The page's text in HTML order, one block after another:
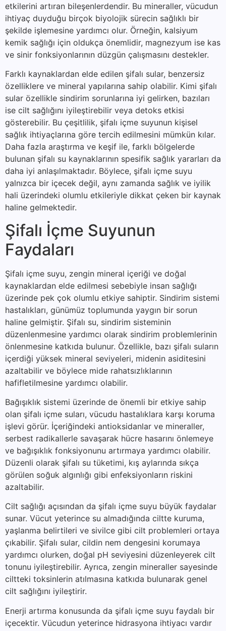
etkilerini artıran bileşenlerdendir. Bu mineraller, vücudun
ihtiyaç duyduğu birçok biyolojik sürecin sağlıklı bir
şekilde işlemesine yardımcı olur. Örneğin, kalsiyum
kemik sağlığı için oldukça önemlidir, magnezyum ise kas
ve sinir fonksiyonlarının düzgün çalışmasını destekler.
Farklı kaynaklardan elde edilen şifalı sular, benzersiz
özelliklere ve mineral yapılarına sahip olabilir. Kimi şifalı
sular özellikle sindirim sorunlarına iyi gelirken, bazıları
ise cilt sağlığını iyileştirebilir veya detoks etkisi
gösterebilir. Bu çeşitlilik, şifalı içme suyunun kişisel
sağlık ihtiyaçlarına göre tercih edilmesini mümkün kılar.
Daha fazla araştırma ve keşif ile, farklı bölgelerde
bulunan şifalı su kaynaklarının spesifik sağlık yararları da
daha iyi anlaşılmaktadır. Böylece, şifalı içme suyu
yalnızca bir içecek değil, aynı zamanda sağlık ve iyilik
hali üzerindeki olumlu etkileriyle dikkat çeken bir kaynak
haline gelmektedir.
Şifalı İçme Suyunun
Faydaları
Şifalı içme suyu, zengin mineral içeriği ve doğal
kaynaklardan elde edilmesi sebebiyle insan sağlığı
üzerinde pek çok olumlu etkiye sahiptir. Sindirim sistemi
hastalıkları, günümüz toplumunda yaygın bir sorun
haline gelmiştir. Şifalı su, sindirim sisteminin
düzenlenmesine yardımcı olarak sindirim problemlerinin
önlenmesine katkıda bulunur. Özellikle, bazı şifalı suların
içerdiği yüksek mineral seviyeleri, midenin asiditesini
azaltabilir ve böylece mide rahatsızlıklarının
hafifletilmesine yardımcı olabilir.
Bağışıklık sistemi üzerinde de önemli bir etkiye sahip
olan şifalı içme suları, vücudu hastalıklara karşı koruma
işlevi görür. İçeriğindeki antioksidanlar ve mineraller,
serbest radikallerle savaşarak hücre hasarını önlemeye
ve bağışıklık fonksiyonunu artırmaya yardımcı olabilir.
Düzenli olarak şifalı su tüketimi, kış aylarında sıkça
görülen soğuk algınlığı gibi enfeksiyonların riskini
azaltabilir.
Cilt sağlığı açısından da şifalı içme suyu büyük faydalar
sunar. Vücut yeterince su almadığında ciltte kuruma,
yaşlanma belirtileri ve sivilce gibi cilt problemleri ortaya
çıkabilir. Şifalı sular, cildin nem dengesini korumaya
yardımcı olurken, doğal pH seviyesini düzenleyerek cilt
tonunu iyileştirebilir. Ayrıca, zengin mineraller sayesinde
ciltteki toksinlerin atılmasına katkıda bulunarak genel
cilt sağlığını iyileştirir.
Enerji artırma konusunda da şifalı içme suyu faydalı bir
içecektir. Vücudun yeterince hidrasyona ihtiyacı vardır